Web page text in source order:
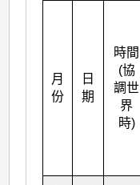
月
份
日
期
時間
(協
調世
界
時)